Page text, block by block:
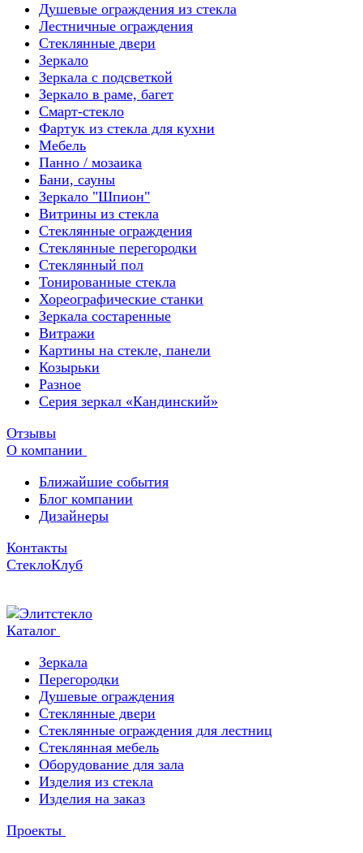
Душевые ограждения из стекла
Лестничные ограждения
Стеклянные двери
Зеркало
Зеркала с подсветкой
Зеркало в раме, багет
Смарт-стекло
Фартук из стекла для кухни
Мебель
Панно / мозаика
Бани, сауны
Зеркало "Шпион"
Витрины из стекла
Стеклянные ограждения
Стеклянные перегородки
Стеклянный пол
Тонированные стекла
Хореографические станки
Зеркала состаренные
Витражи
Картины на стекле, панели
Козырьки
Разное
Серия зеркал «Кандинский»
Отзывы
О компании
Ближайшие события
Блог компании
Дизайнеры
Контакты
СтеклоКлуб
Каталог
Зеркала
Перегородки
Душевые ограждения
Стеклянные двери
Стеклянные ограждения для лестниц
Стеклянная мебель
Оборудование для зала
Изделия из стекла
Изделия на заказ
Проекты